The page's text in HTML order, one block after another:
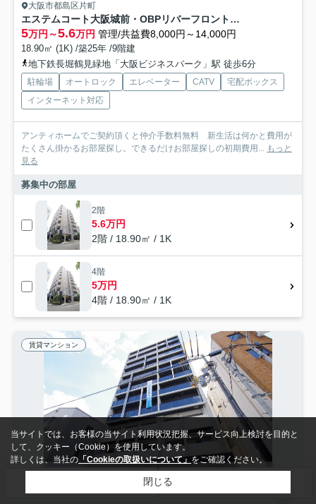
大阪市都島区片町
エステムコート大阪城前・OBPリバーフロント 仲介手数料無料
5万円～5.6万円 管理/共益費8,000円～14,000円
18.90㎡ (1K) /築25年 /9階建
地下鉄長堀鶴見緑地「大阪ビジネスパーク」駅 徒歩6分
駐輪場 オートロック エレベーター CATV
宅配ボックス
インターネット対応
アンティホームでご契約頂くと仲介手数料無料 新生活は何かと費用が
たくさん掛かるお部屋探し。できるだけお部屋探しの初期費用... もっと
見る
募集中の部屋
2階
5.6万円
2階 / 18.90㎡ / 1K
4階
5万円
4階 / 18.90㎡ / 1K
賃貸マンション
当サイトでは、お客様の当サイト利用状況把握、サービス向上検討を目的と
して、クッキー（Cookie）を使用しています。
詳しくは、当社の 「Cookieの取扱いについて」をご確認ください。
閉じる